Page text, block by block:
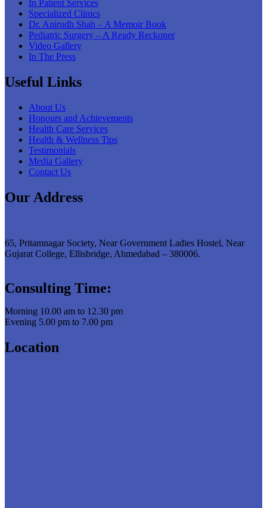
In Patient Services
Specialized Clinics
Dr. Anirudh Shah – A Memoir Book
Pediatric Surgery – A Ready Reckoner
Video Gallery
In The Press
Useful Links
About Us
Honours and Achievements
Health Care Services
Health & Wellness Tips
Testimonials
Media Gallery
Contact Us
Our Address
65, Pritamnagar Society, Near Government Ladies Hostel, Near
Gujarat College, Ellisbridge, Ahmedabad – 380006.
Consulting Time:
Morning 10.00 am to 12.30 pm
Evening 5.00 pm to 7.00 pm
Location